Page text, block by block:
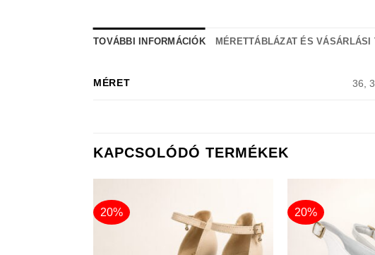
TOVÁBBI INFORMÁCIÓK MÉRETTÁBLÁZAT ÉS VÁSÁRLÁSI
MÉRET 36,
KAPCSOLÓDÓ TERMÉKEK
20% 20%